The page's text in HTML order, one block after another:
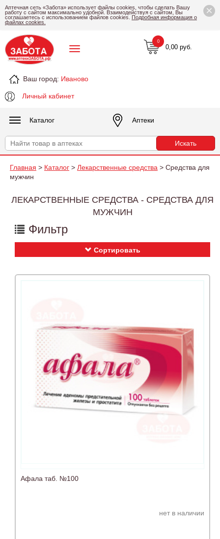
×
Аптечная сеть «Забота» использует файлы cookies, чтобы сделать Вашу
работу с сайтом максимально удобной. Взаимодействуя с сайтом, Вы
соглашаетесь с использованием файлов cookies. Подробная информация о
файлах cookies.
Ваш город: Иваново
Личный кабинет
0,00 руб.
0
Каталог Аптеки
Главная > Каталог > Лекарственные средства > Средства для
мужчин
ЛЕКАРСТВЕННЫЕ СРЕДСТВА - СРЕДСТВА ДЛЯ
МУЖЧИН
Фильтр
Сортировать
Афала таб. №100
нет в наличии